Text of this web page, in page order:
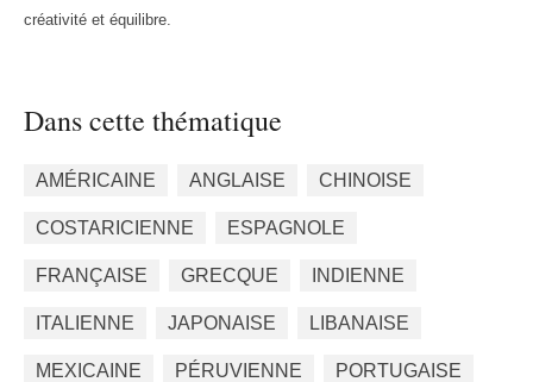
créativité et équilibre.
Dans cette thématique
AMÉRICAINE ANGLAISE CHINOISE
COSTARICIENNE ESPAGNOLE
FRANÇAISE GRECQUE INDIENNE
ITALIENNE JAPONAISE LIBANAISE
MEXICAINE PÉRUVIENNE PORTUGAISE